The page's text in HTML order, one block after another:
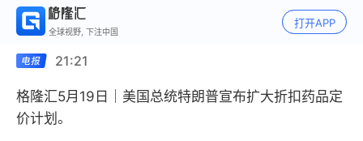
全球视野, 下注中国
打开APP
21:21
格隆汇5月19日｜美国总统特朗普宣布扩大折扣药品定
价计划。